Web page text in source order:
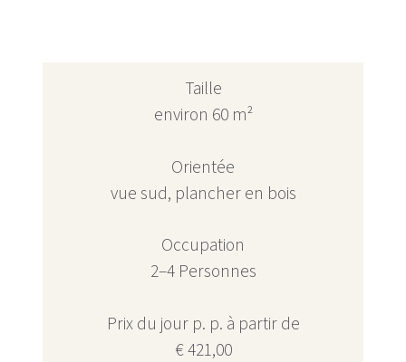
Taille
environ 60 m²
Orientée
vue sud, plancher en bois
Occupation
2–4 Personnes
Prix du jour p. p. à partir de
€ 421,00